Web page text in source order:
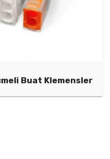
Buat Klemensler